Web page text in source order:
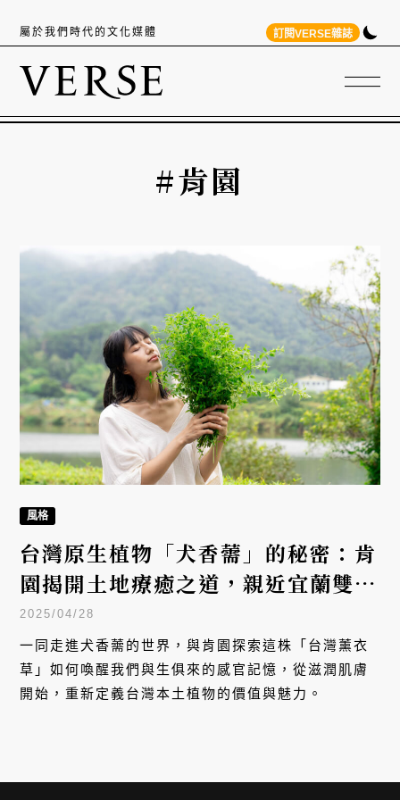
屬於我們時代的文化媒體 訂閱VERSE雜誌
#肯園
風格
台灣原生植物「犬香薷」的秘密：肯
園揭開土地療癒之道，親近宜蘭雙連
埤濕地
2025/04/28
一同走進犬香薷的世界，與肯園探索這株「台灣薰衣
草」如何喚醒我們與生俱來的感官記憶，從滋潤肌膚
開始，重新定義台灣本土植物的價值與魅力。